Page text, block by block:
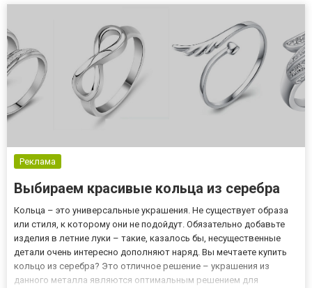
Реклама
Выбираем красивые кольца из серебра
Кольца – это универсальные украшения. Не существует образа
или стиля, к которому они не подойдут. Обязательно добавьте
изделия в летние луки – такие, казалось бы, несущественные
детали очень интересно дополняют наряд. Вы мечтаете купить
кольцо из серебра? Это отличное решение – украшения из
данного металла являются оптимальным решением для